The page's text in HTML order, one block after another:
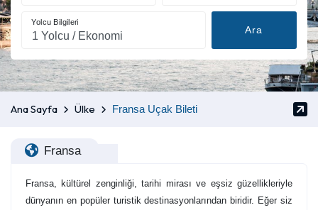
Yolcu Bilgileri
Ara
Ana Sayfa Ülke Fransa Uçak Bileti
Fransa
Fransa, kültürel zenginliği, tarihi mirası ve eşsiz güzellikleriyle
dünyanın en popüler turistik destinasyonlarından biridir. Eğer siz